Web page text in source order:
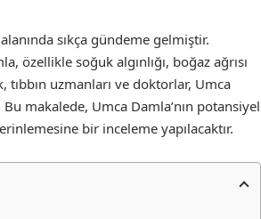
sıkça gündeme gelmiştir.
özellikle soğuk algınlığı, boğaz ağrısı
tıbbın uzmanları ve doktorlar, Umca
makalede, Umca Damla’nın potansiyel
bir inceleme yapılacaktır.